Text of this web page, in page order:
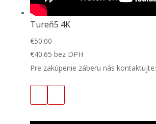
Tureň5 4K
€50.00
€40.65 bez DPH
Pre zakúpenie záberu nás kontaktujte: